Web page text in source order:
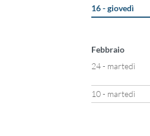
16 - giovedì
Febbraio
24 - martedì
10 - martedì